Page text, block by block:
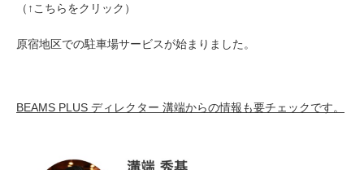
（↑こちらをクリック）
原宿地区での駐車場サービスが始まりました。
BEAMS PLUS ディレクター 溝端からの情報も要チェックです。